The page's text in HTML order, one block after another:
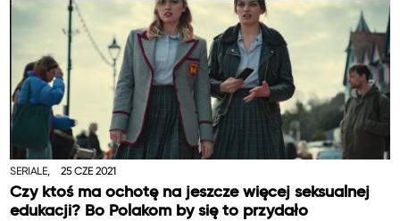
SERIALE, 25 CZE 2021
Czy ktoś ma ochotę na jeszcze więcej seksualnej
edukacji? Bo Polakom by się to przydało